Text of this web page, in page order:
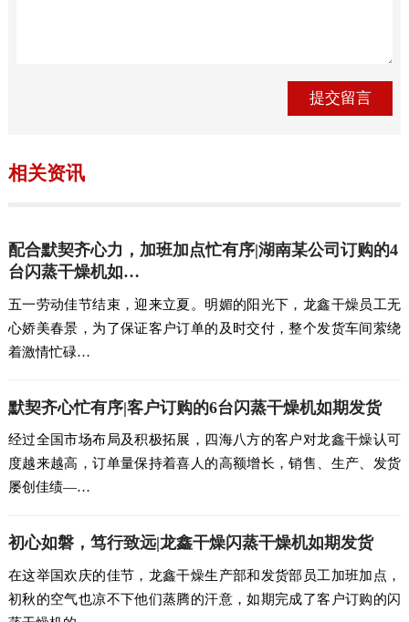
相关资讯
配合默契齐心力，加班加点忙有序|湖南某公司订购的4
台闪蒸干燥机如…
五一劳动佳节结束，迎来立夏。明媚的阳光下，龙鑫干燥员工无
心娇美春景，为了保证客户订单的及时交付，整个发货车间萦绕
着激情忙碌…
默契齐心忙有序|客户订购的6台闪蒸干燥机如期发货
经过全国市场布局及积极拓展，四海八方的客户对龙鑫干燥认可
度越来越高，订单量保持着喜人的高额增长，销售、生产、发货
屡创佳绩—…
初心如磐，笃行致远|龙鑫干燥闪蒸干燥机如期发货
在这举国欢庆的佳节，龙鑫干燥生产部和发货部员工加班加点，
初秋的空气也凉不下他们蒸腾的汗意，如期完成了客户订购的闪